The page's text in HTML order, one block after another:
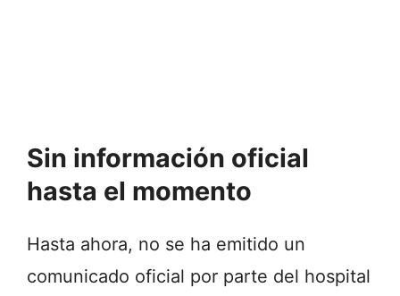
Sin información oficial
hasta el momento
Hasta ahora, no se ha emitido un
comunicado oficial por parte del hospital